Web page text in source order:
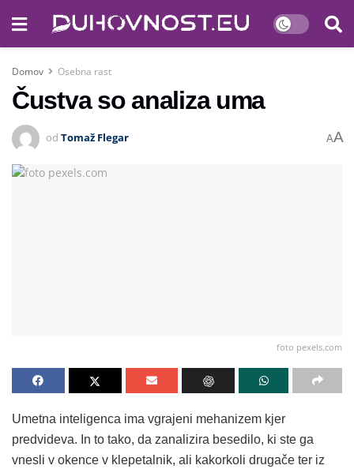
Domov Osebna rast
Čustva so analiza uma
od Tomaž Flegar AA
foto pexels.com
Umetna inteligenca ima vgrajeni mehanizem kjer
predvideva. In to tako, da zanalizira besedilo, ki ste ga
vnesli v okence v klepetalnik, ali kakorkoli drugače ter iz